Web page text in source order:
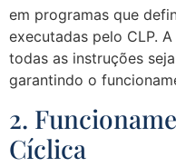
em programas que
executadas pelo CLP.
todas as instruções
garantindo o
2.
Cíclica